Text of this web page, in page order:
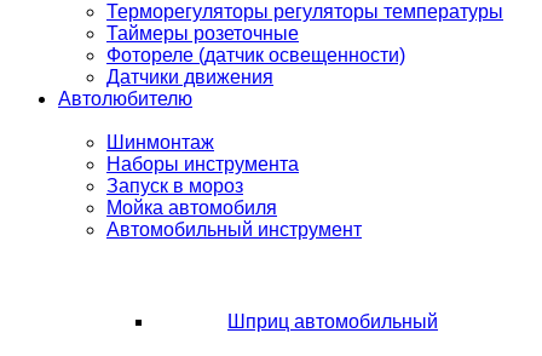
Терморегуляторы регуляторы температуры
Таймеры розеточные
Фотореле (датчик освещенности)
Датчики движения
Автолюбителю
Шинмонтаж
Наборы инструмента
Запуск в мороз
Мойка автомобиля
Автомобильный инструмент
Шприц автомобильный